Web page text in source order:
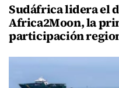
Sudáfrica lidera el
Africa2Moon, la
participación